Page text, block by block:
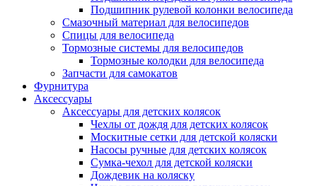
Подшипник рулевой колонки велосипеда
Смазочный материал для велосипедов
Спицы для велосипеда
Тормозные системы для велосипедов
Тормозные колодки для велосипеда
Запчасти для самокатов
Фурнитура
Аксессуары
Аксессуары для детских колясок
Чехлы от дождя для детских колясок
Москитные сетки для детской коляски
Насосы ручные для детских колясок
Сумка-чехол для детской коляски
Дождевик на коляску